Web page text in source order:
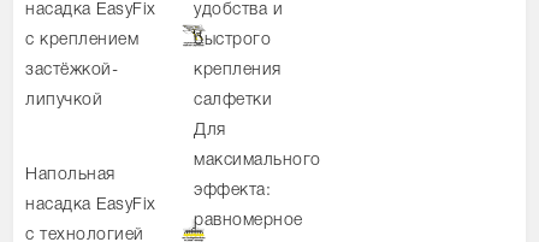
насадка EasyFix
с креплением
застёжкой-
липучкой
удобства и
быстрого
крепления
салфетки
Напольная
насадка EasyFix
с технологией
Для
максимального
эффекта:
равномерное